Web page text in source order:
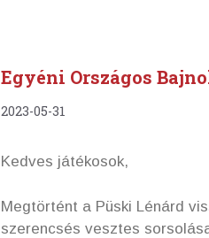
Egyéni Országos
2023-05-31
Kedves játékosok,
Megtörtént a Püski Lénárd
szerencsés vesztes